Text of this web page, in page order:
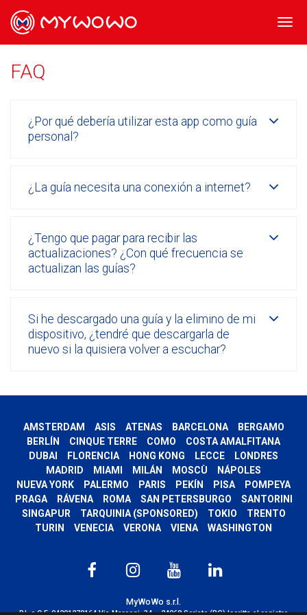
FAQ
¿Por qué debería utilizar esta app como guía
personal?
¿La guía necesita una conexión a internet?
¿Tengo que pagar para recibir las
actualizaciones? ¿Con qué frecuencia se
actualizan las guías?
Si he descargado una guía y la elimino de mi
dispositivo, ¿tendré que descargarla de
nuevo si la quisiera volver a escuchar?
AMSTERDAM ASIS ATENAS BARCELONA
BERGAMO
BERLÍN
CINQUE TERRE COMO
COSTA AMALFITANA
DUBAI
FLORENCIA HONG KONG LECCE
LONDRES
MADRID
MIAMI MILÁN MOSCÙ
NÁPOLES
NUEVA YORK
PALERMO PARIS PEKÍN PISA
POMPEYA
PRAGA
RÁVENA ROMA SAN PETERSBURGO
SANTORINI
SINGAPUR
TARQUINIA (SPONSORED) TOKIO
TRENTO
TURIN
VENECIA VERONA VIENA WASHINGTON
MyWoWo s.r.l.